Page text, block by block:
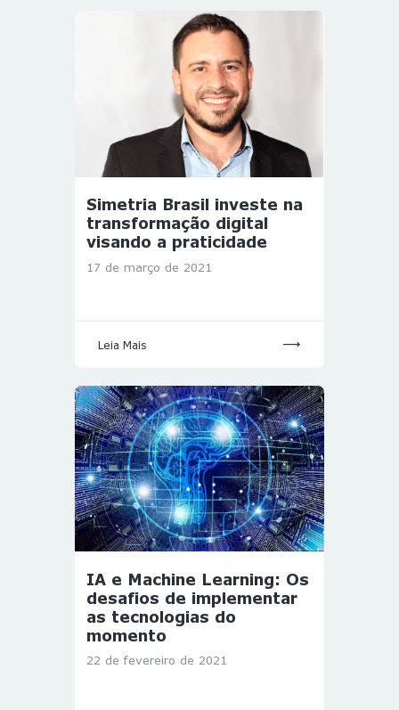
Simetria Brasil investe na
transformação digital
visando a praticidade
17 de março de 2021
Leia Mais
IA e Machine Learning: Os
desafios de implementar
as tecnologias do
momento
22 de fevereiro de 2021